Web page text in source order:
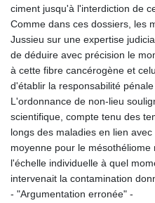
ciment jusqu'à l'interdiction de
Comme dans ces dossiers, les
Jussieu sur une expertise
de déduire avec précision le
à cette fibre cancérogène et
d'établir la responsabilité
L'ordonnance de non-lieu
scientifique, compte tenu des
longs des maladies en lien
moyenne pour le
l'échelle individuelle à quel
intervenait la contamination
- "Argumentation erronée" -